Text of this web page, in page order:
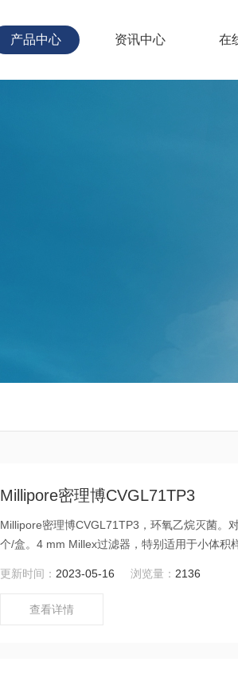
产品中心 资讯中心 在
Millipore密理博CVGL71TP3
Millipore密理博CVGL71TP3，环氧乙烷灭菌。
个/盒。4 mm Millex过滤器，特别适用于小体积
更新时间： 2023-05-16 浏览量： 2136
查看详情